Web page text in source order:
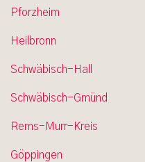
Pforzheim
Heilbronn
Schwäbisch-Hall
Schwäbisch-Gmünd
Rems-Murr-Kreis
Göppingen